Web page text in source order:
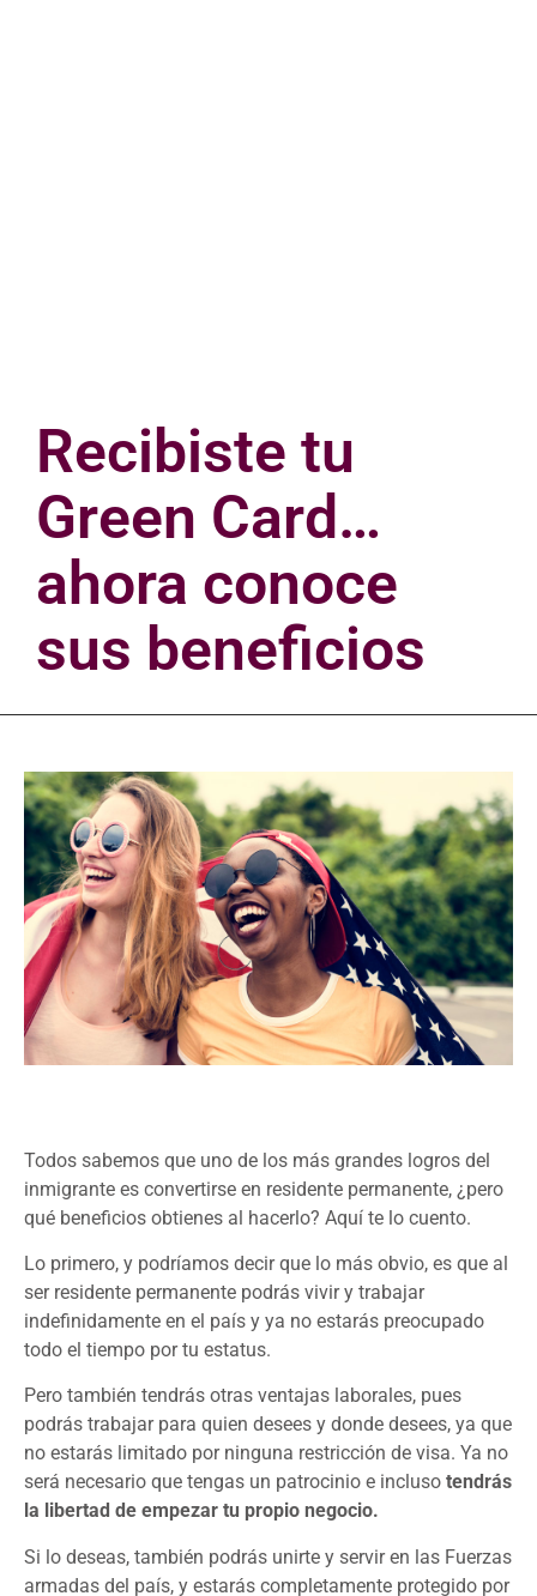
Recibiste tu
Green Card…
ahora conoce
sus beneficios
Todos sabemos que uno de los más grandes logros del
inmigrante es convertirse en residente permanente, ¿pero
qué beneficios obtienes al hacerlo? Aquí te lo cuento.
Lo primero, y podríamos decir que lo más obvio, es que al
ser residente permanente podrás vivir y trabajar
indefinidamente en el país y ya no estarás preocupado
todo el tiempo por tu estatus.
Pero también tendrás otras ventajas laborales, pues
podrás trabajar para quien desees y donde desees, ya que
no estarás limitado por ninguna restricción de visa. Ya no
será necesario que tengas un patrocinio e incluso tendrás
la libertad de empezar tu propio negocio.
Si lo deseas, también podrás unirte y servir en las Fuerzas
armadas del país, y estarás completamente protegido por